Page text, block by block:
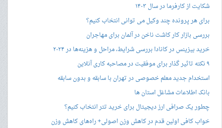
شکایت از کارفرما در سال ۱۴۰۳
برای هر پرونده چند وکیل می توانی انتخاب کنیم؟
بررسی بازار کار کاشت ناخن در آلمان برای مهاجران
خرید بیزینس در کانادا بررسی شرایط، مراحل و هزینه‌ها در ۲۰۲۴
۹ نکته تاثیر گذار برای موفقیت در مصاحبه کاری آنلاین
استخدام جدید معلم خصوصی در تهران با سابقه و بدون سابقه
بانک اطلاعات مشاغل استان ها
چطور یک صرافی ارز دیجیتال برای خرید تتر انتخاب کنیم؟
خواب کافی اولین قدم در کاهش وزن اصولی+ راه‌های کاهش وزن